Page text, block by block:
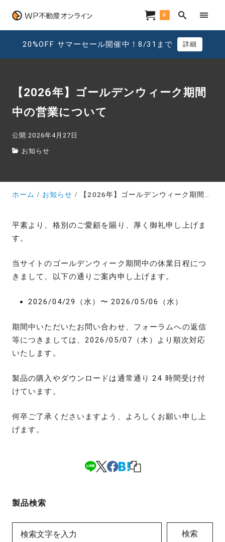
0
20%OFF サマーセール開催中！8/31まで 詳細
【2026年】ゴールデンウィーク期間
中の営業について
公開:2026年4月27日
お知らせ
ホーム お知らせ 【2026年】ゴールデンウィーク期間中の営業について
平素より、格別のご愛顧を賜り、厚く御礼申し上げま
す。
当サイトのゴールデンウィーク期間中の休業日程につ
きまして、以下の通りご案内申し上げます。
2026/04/29（水）〜 2026/05/06（水）
期間中いただいたお問い合わせ、フォーラムへの返信
等につきましては、2026/05/07（木）より順次対応
いたします。
製品の購入やダウンロードは通常通り 24 時間受け付
けています。
何卒ご了承くださいますよう、よろしくお願い申し上
げます。
製品検索
検索